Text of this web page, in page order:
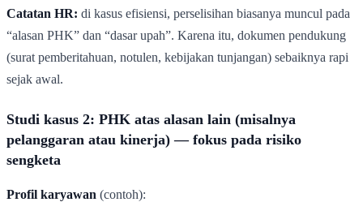
Catatan HR: di kasus efisiensi, perselisihan biasanya muncul pada
“alasan PHK” dan “dasar upah”. Karena itu, dokumen pendukung
(surat pemberitahuan, notulen, kebijakan tunjangan) sebaiknya rapi
sejak awal.
Studi kasus 2: PHK atas alasan lain (misalnya
pelanggaran atau kinerja) — fokus pada risiko
sengketa
Profil karyawan (contoh):